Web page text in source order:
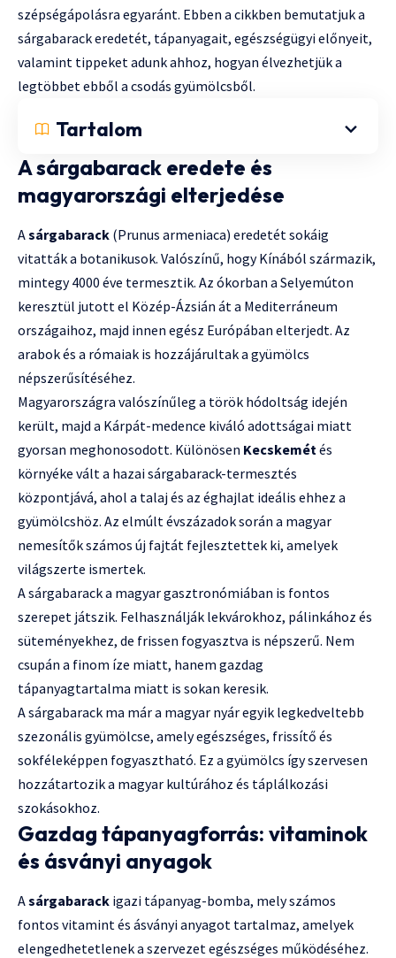
szépségápolásra egyaránt. Ebben a cikkben bemutatjuk a
sárgabarack eredetét, tápanyagait, egészségügyi előnyeit,
valamint tippeket adunk ahhoz, hogyan élvezhetjük a
legtöbbet ebből a csodás gyümölcsből.
Tartalom
A sárgabarack eredete és
magyarországi elterjedése
Asárgabarack (Prunus armeniaca) eredetét sokáig
vitatták a botanikusok. Valószínű, hogy Kínából származik,
mintegy 4000 éve termesztik. Az ókorban a Selyemúton
keresztül jutott el Közép-Ázsián át a Mediterráneum
országaihoz, majd innen egész Európában elterjedt. Az
arabok és a rómaiak is hozzájárultak a gyümölcs
népszerűsítéséhez.
Magyarországra valószínűleg a török hódoltság idején
került, majd a Kárpát-medence kiváló adottságai miatt
gyorsan meghonosodott. Különösen Kecskemét és
környéke vált a hazai sárgabarack-termesztés
központjává, ahol a talaj és az éghajlat ideális ehhez a
gyümölcshöz. Az elmúlt évszázadok során a magyar
nemesítők számos új fajtát fejlesztettek ki, amelyek
világszerte ismertek.
A sárgabarack a magyar gasztronómiában is fontos
szerepet játszik. Felhasználják lekvárokhoz, pálinkához és
süteményekhez, de frissen fogyasztva is népszerű. Nem
csupán a finom íze miatt, hanem gazdag
tápanyagtartalma miatt is sokan keresik.
A sárgabarack ma már a magyar nyár egyik legkedveltebb
szezonális gyümölcse, amely egészséges, frissítő és
sokféleképpen fogyasztható. Ez a gyümölcs így szervesen
hozzátartozik a magyar kultúrához és táplálkozási
szokásokhoz.
Gazdag tápanyagforrás: vitaminok
és ásványi anyagok
Asárgabarack igazi tápanyag-bomba, mely számos
fontos vitamint és ásványi anyagot tartalmaz, amelyek
elengedhetetlenek a szervezet egészséges működéséhez.